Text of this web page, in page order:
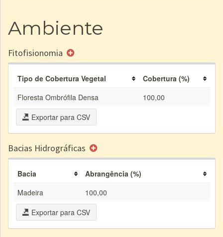
Ambiente
Fitofisionomia
Tipo de Cobertura Vegetal
Cobertura (%)
Floresta Ombrófila Densa
100,00
Exportar para CSV
Bacias Hidrográficas
Bacia
Abrangência (%)
Madeira
100,00
Exportar para CSV